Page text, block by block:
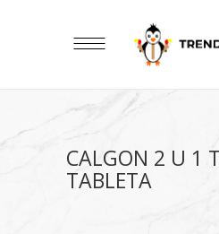
CALGON 2 U 1
TABLETA